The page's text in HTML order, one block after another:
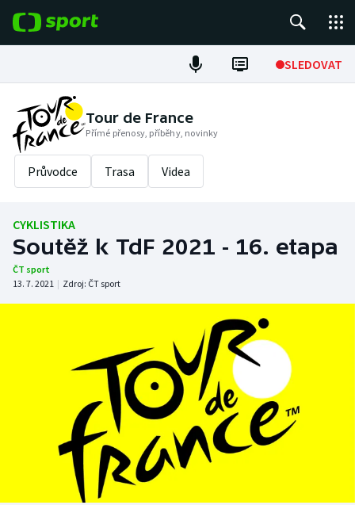
SLEDOVAT
Fotbal
Hokej
Tenis
Cyklistika
DALŠÍ SPORTY
Baseball a softbal
Basketbal
Biatlon
Boby a skeleton
Soutěže
Historické návraty
Aplikace ČT sport
Tour de France
Přímé přenosy, příběhy, novinky
Průvodce Trasa Videa
CYKLISTIKA
Soutěž k TdF 2021 - 16. etapa
ČT sport
13. 7. 2021 | Zdroj: ČT sport